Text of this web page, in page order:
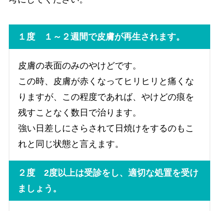
１度 １～２週間で皮膚が再生されます。
皮膚の表面のみのやけどです。
この時、皮膚が赤くなってヒリヒリと痛くな
りますが、この程度であれば、やけどの痕を
残すことなく数日で治ります。
強い日差しにさらされて日焼けをするのもこ
れと同じ状態と言えます。
２度 2度以上は受診をし、適切な処置を受け
ましょう。